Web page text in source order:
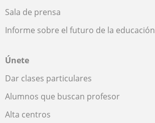
Sala de prensa
Informe sobre el futuro de la educación
Únete
Dar clases particulares
Alumnos que buscan profesor
Alta centros